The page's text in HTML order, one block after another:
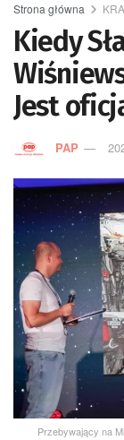
Strona główna
Kiedy
Jest
PAP
Przebywający na